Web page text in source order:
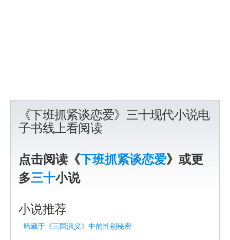
《下班抓紧谈恋爱》三十现代小说电
子书线上看阅读
点击阅读《下班抓紧谈恋爱》或更
多三十小说
小说推荐
暗藏于《三国演义》中的性别秘密